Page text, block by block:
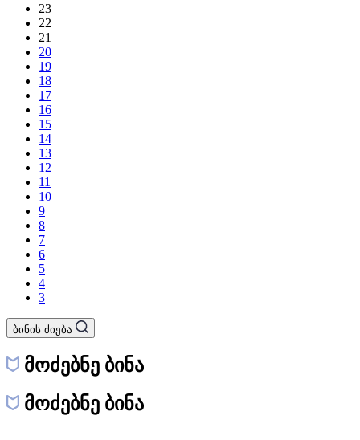
23
22
21
20
19
18
17
16
15
14
13
12
11
10
9
8
7
6
5
4
3
ბინის ძიება
მოძებნე ბინა
მოძებნე ბინა